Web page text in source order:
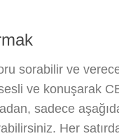
sorabilir ve
ve konuşarak
sadece
Her